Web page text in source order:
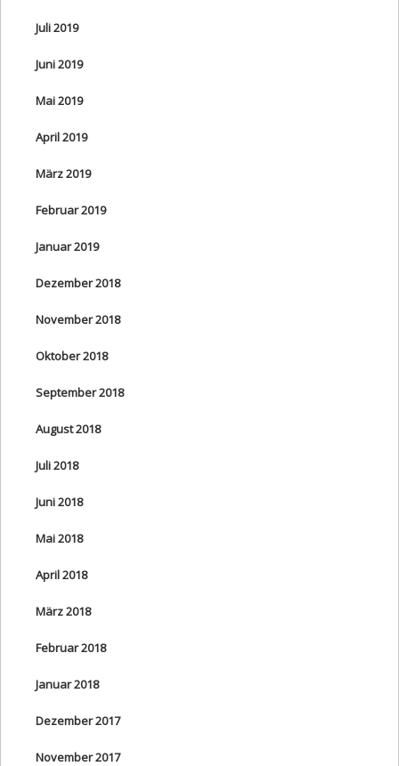
Juli 2019
Juni 2019
Mai 2019
April 2019
März 2019
Februar 2019
Januar 2019
Dezember 2018
November 2018
Oktober 2018
September 2018
August 2018
Juli 2018
Juni 2018
Mai 2018
April 2018
März 2018
Februar 2018
Januar 2018
Dezember 2017
November 2017